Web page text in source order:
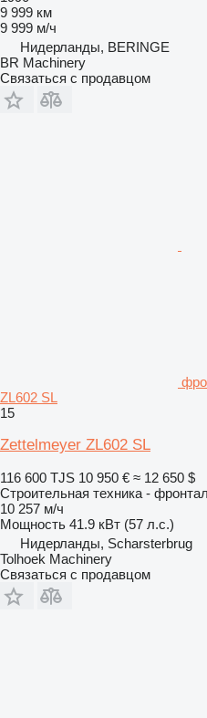
9 999 км
9 999 м/ч
Нидерланды, BERINGE
BR Machinery
Связаться с продавцом
ZL602 SL
15
Zettelmeyer ZL602 SL
116 600 TJS 10 950 € ≈ 12 650 $
Строительная техника -
10 257 м/ч
Мощность 41.9 кВт (57 л.с.)
Нидерланды, Scharsterbrug
Tolhoek Machinery
Связаться с продавцом